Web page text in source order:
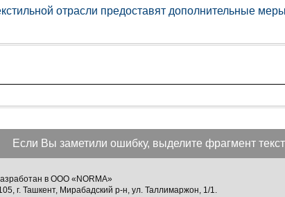
отрасли предоставят дополнительные
Если Вы заметили ошибку, выделите фрагмент
в ООО «NORMA»
г. Ташкент, Мирабадский р-н, ул. Таллимаржон, 1/1.